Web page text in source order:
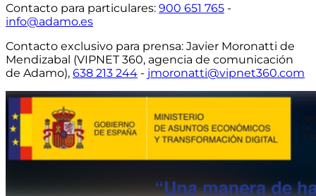
Contacto para particulares: 900 651 765 -
info@adamo.es
Contacto exclusivo para prensa: Javier Moronatti de
Mendizabal (VIPNET 360, agencia de comunicación
de Adamo), 638 213 244 - jmoronatti@vipnet360.com